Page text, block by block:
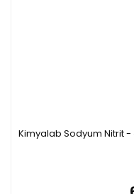
Kimyalab Sodyum Nitrit